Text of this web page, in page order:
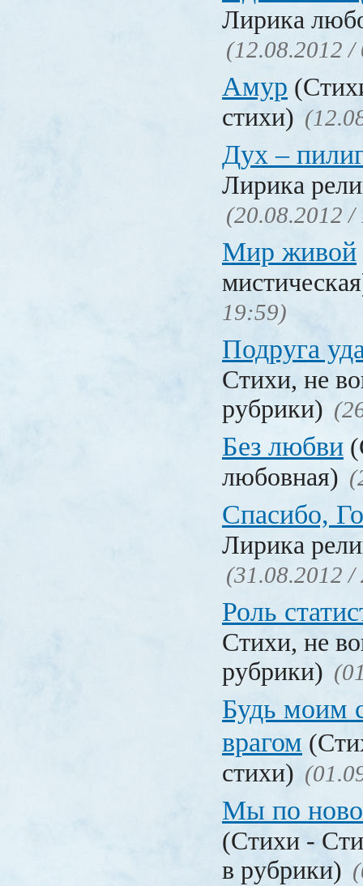
Лирика
(12.08.2012 /
Амур
стихи)
Дух –
Лирика
(20.08.2012 /
Мир живой
19:59)
Подруга
Стихи, не
рубрики)
Без любви
любовная)
Спасибо,
Лирика
(31.08.2012 /
Роль
Стихи, не
рубрики)
Будь моим
врагом
стихи)
Мы по
(Стихи -
в рубрики)